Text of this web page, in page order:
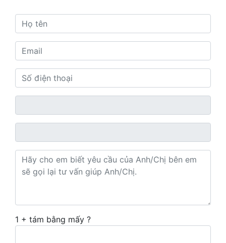
1 + tám bằng mấy ?